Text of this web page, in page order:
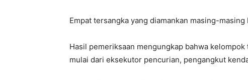
Empat tersangka yang diamankan masing-masing
Hasil pemeriksaan mengungkap bahwa
mulai dari eksekutor pencurian, pengangkut